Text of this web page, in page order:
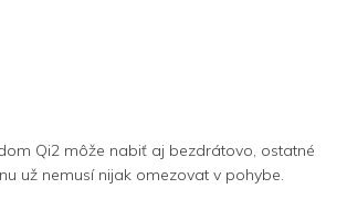
Qi2 môže nabiť aj bezdrátovo, ostatné
už nemusí nijak omezovat v pohybe.